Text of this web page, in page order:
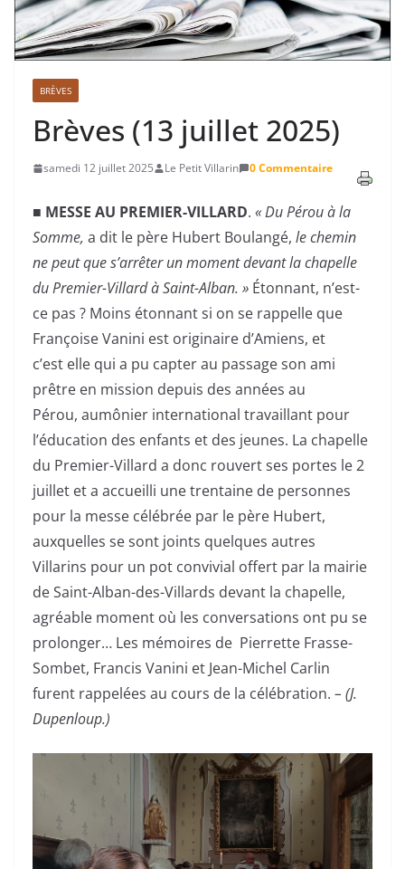
BRÈVES
Brèves (13 juillet 2025)
samedi 12 juillet 2025 Le Petit Villarin 0 Commentaire
■ MESSE AU PREMIER-VILLARD. « Du Pérou à la
Somme, a dit le père Hubert Boulangé, le chemin
ne peut que s’arrêter un moment devant la chapelle
du Premier-Villard à Saint-Alban. » Étonnant, n’est-
ce pas ? Moins étonnant si on se rappelle que
Françoise Vanini est originaire d’Amiens, et
c’est elle qui a pu capter au passage son ami
prêtre en mission depuis des années au
Pérou, aumônier international travaillant pour
l’éducation des enfants et des jeunes. La chapelle
du Premier-Villard a donc rouvert ses portes le 2
juillet et a accueilli une trentaine de personnes
pour la messe célébrée par le père Hubert,
auxquelles se sont joints quelques autres
Villarins pour un pot convivial offert par la mairie
de Saint-Alban-des-Villards devant la chapelle,
agréable moment où les conversations ont pu se
prolonger… Les mémoires de Pierrette Frasse-
Sombet, Francis Vanini et Jean-Michel Carlin
furent rappelées au cours de la célébration. – (J.
Dupenloup.)